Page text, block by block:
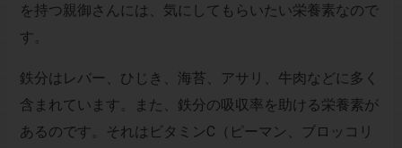
を持つ親御さんには、気にしてもらいたい栄養素なので
す。
鉄分はレバー、ひじき、海苔、アサリ、牛肉などに多く
含まれています。また、鉄分の吸収率を助ける栄養素が
あるのです。それはビタミンC（ピーマン、ブロッコリ